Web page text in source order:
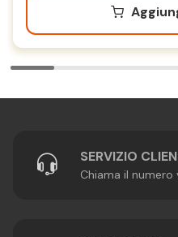
SERVIZIO
Chiama il